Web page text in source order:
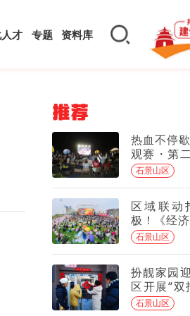
才 专题 资料库
推荐
热血不停
观赛・第
——
石景山区
区域联动
极！《经
园一河”推出
石景山区
扮靓家园
区开展“双
暨“周末卫生
石景山区